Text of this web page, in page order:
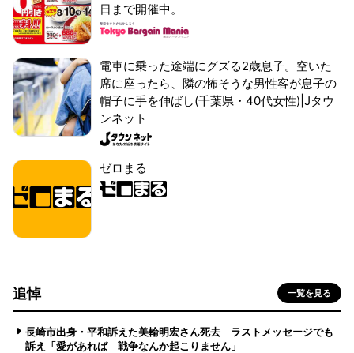
日まで開催中。
電車に乗った途端にグズる2歳息子。空いた
席に座ったら、隣の怖そうな男性客が息子の
帽子に手を伸ばし(千葉県・40代女性)|Jタウ
ンネット
ゼロまる
追悼 一覧を見る
長崎市出身・平和訴えた美輪明宏さん死去 ラストメッセージでも
訴え「愛があれば 戦争なんか起こりません」